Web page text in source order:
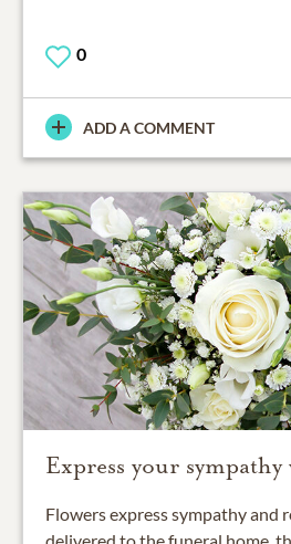
0
ADD A COMMENT
Express your
Flowers express sympathy and
delivered to the funeral home,